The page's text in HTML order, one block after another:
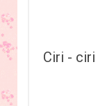
Ciri - ciri